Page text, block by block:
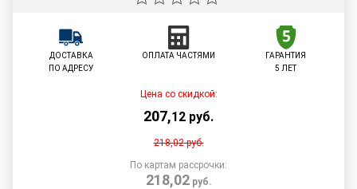
ДОСТАВКА
ПО АДРЕСУ
ОПЛАТА ЧАСТЯМИ
ГАРАНТИЯ
5 ЛЕТ
Цена со скидкой:
207,12 руб.
218,02руб.
По картам рассрочки:
218,02руб.